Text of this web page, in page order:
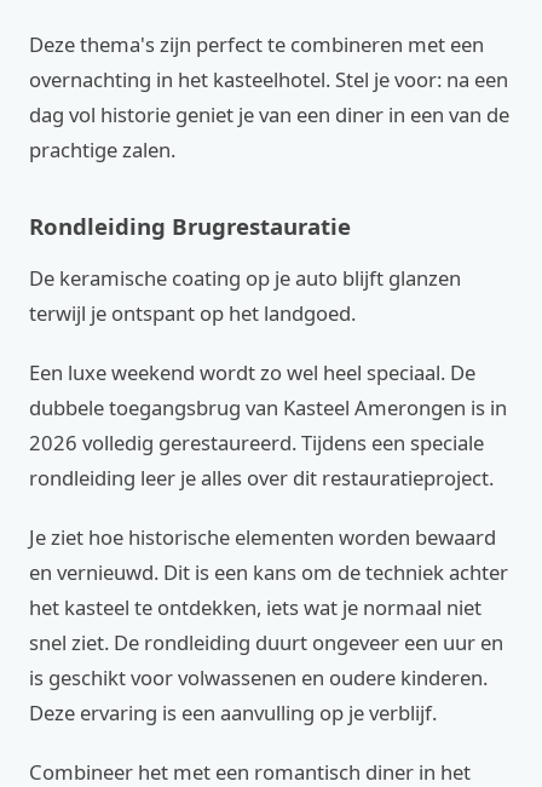
Deze thema's zijn perfect te combineren met een
overnachting in het kasteelhotel. Stel je voor: na een
dag vol historie geniet je van een diner in een van de
prachtige zalen.
Rondleiding Brugrestauratie
De keramische coating op je auto blijft glanzen
terwijl je ontspant op het landgoed.
Een luxe weekend wordt zo wel heel speciaal. De
dubbele toegangsbrug van Kasteel Amerongen is in
2026 volledig gerestaureerd. Tijdens een speciale
rondleiding leer je alles over dit restauratieproject.
Je ziet hoe historische elementen worden bewaard
en vernieuwd. Dit is een kans om de techniek achter
het kasteel te ontdekken, iets wat je normaal niet
snel ziet. De rondleiding duurt ongeveer een uur en
is geschikt voor volwassenen en oudere kinderen.
Deze ervaring is een aanvulling op je verblijf.
Combineer het met een romantisch diner in het